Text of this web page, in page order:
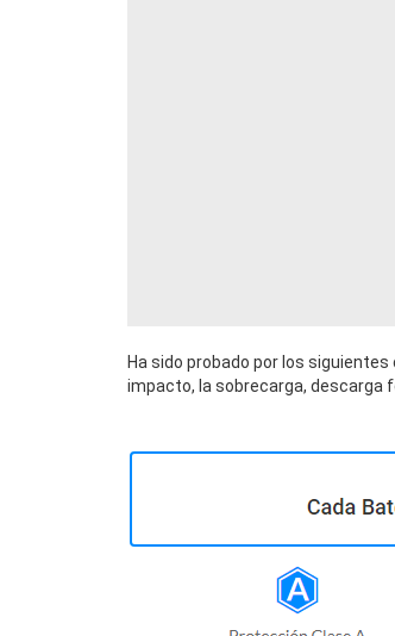
Ha sido probado por los
impacto, la sobrecarga, descarga